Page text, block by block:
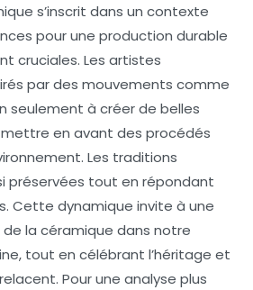
s’inscrit dans un contexte
pour une production durable
cruciales. Les artistes
par des mouvements comme
seulement à créer de belles
en avant des procédés
Les traditions
préservées tout en répondant
Cette dynamique invite à une
la céramique dans notre
tout en célébrant l’héritage et
Pour une analyse plus